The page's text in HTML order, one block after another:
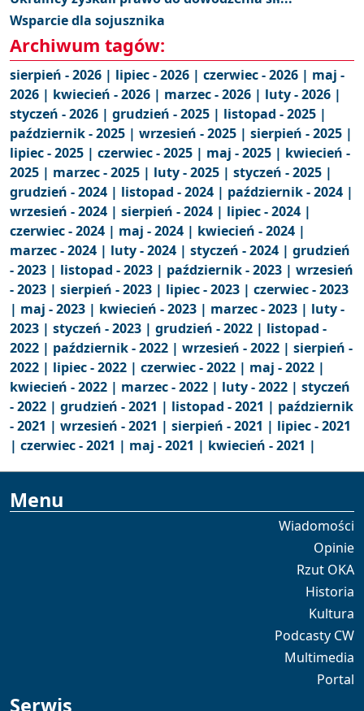
Wsparcie dla sojusznika
Archiwum tagów:
sierpień - 2026 | lipiec - 2026 | czerwiec - 2026 | maj -
2026 | kwiecień - 2026 | marzec - 2026 | luty - 2026 |
styczeń - 2026 | grudzień - 2025 | listopad - 2025 |
październik - 2025 | wrzesień - 2025 | sierpień - 2025 |
lipiec - 2025 | czerwiec - 2025 | maj - 2025 | kwiecień -
2025 | marzec - 2025 | luty - 2025 | styczeń - 2025 |
grudzień - 2024 | listopad - 2024 | październik - 2024 |
wrzesień - 2024 | sierpień - 2024 | lipiec - 2024 |
czerwiec - 2024 | maj - 2024 | kwiecień - 2024 |
marzec - 2024 | luty - 2024 | styczeń - 2024 | grudzień
- 2023 | listopad - 2023 | październik - 2023 | wrzesień
- 2023 | sierpień - 2023 | lipiec - 2023 | czerwiec - 2023
| maj - 2023 | kwiecień - 2023 | marzec - 2023 | luty -
2023 | styczeń - 2023 | grudzień - 2022 | listopad -
2022 | październik - 2022 | wrzesień - 2022 | sierpień -
2022 | lipiec - 2022 | czerwiec - 2022 | maj - 2022 |
kwiecień - 2022 | marzec - 2022 | luty - 2022 | styczeń
- 2022 | grudzień - 2021 | listopad - 2021 | październik
- 2021 | wrzesień - 2021 | sierpień - 2021 | lipiec - 2021
| czerwiec - 2021 | maj - 2021 | kwiecień - 2021 |
Menu
Wiadomości
Opinie
Rzut OKA
Historia
Kultura
Podcasty CW
Multimedia
Portal
Serwis